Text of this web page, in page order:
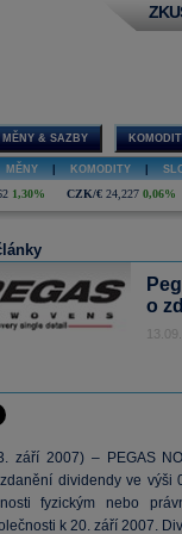
MĚNY & SAZBY
MĚNY KOMODITY
1,30% CZK/€ 24,227 0,06%
o
září 2007) – PEGAS
dividendy ve výši
fyzickým nebo
k 20. září 2007.